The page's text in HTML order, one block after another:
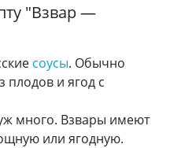
"Взвар —
соусы. Обычно
плодов и ягод с
много. Взвары имеют
или ягодную.